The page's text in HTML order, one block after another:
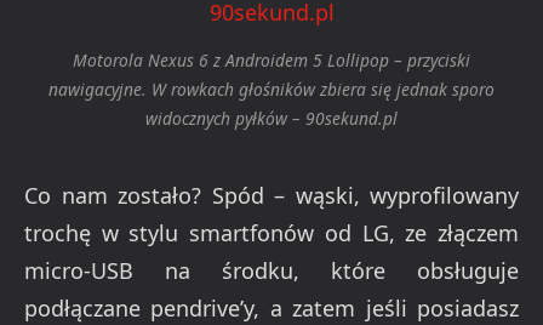
Motorola Nexus 6 z Androidem 5 Lollipop – przyciski
nawigacyjne. W rowkach głośników zbiera się jednak sporo
widocznych pyłków – 90sekund.pl
Co nam zostało? Spód – wąski, wyprofilowany
trochę w stylu smartfonów od LG, ze złączem
micro-USB na środku, które obsługuje
podłączane pendrive’y, a zatem jeśli posiadasz